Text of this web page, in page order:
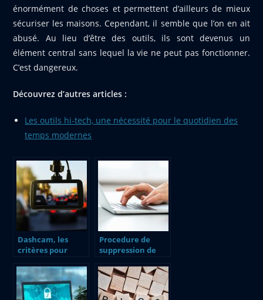
énormément de choses et permettent d’ailleurs de mieux
sécuriser les maisons. Cependant, il semble que l’on en ait
abusé. Au lieu d’être des outils, ils sont devenus un
élément central sans lequel la vie ne peut pas fonctionner.
C’est dangereux.
Découvrez d’autres articles :
Les outils hi-tech, une nécessité pour le quotidien des
temps modernes
Dashcam, les
critères pour
embarquée
Procedure de
suppression de